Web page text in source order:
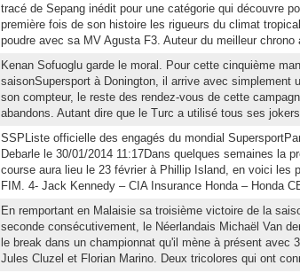
tracé de Sepang inédit pour une catégorie qui découvre
première fois de son histoire les rigueurs du climat
poudre avec sa MV Agusta F3. Auteur du meilleur chrono
Kenan Sofuoglu garde le moral. Pour cette cinquième
saisonSupersport à Donington, il arrive avec simplement
son compteur, le reste des rendez-vous de cette
abandons. Autant dire que le Turc a utilisé tous ses
SSPListe officielle des engagés du mondial
Debarle le 30/01/2014 11:17Dans quelques semaines la
course aura lieu le 23 février à Phillip Island, en voici les
FIM. 4- Jack Kennedy – CIA Insurance Honda – Honda
En remportant en Malaisie sa troisième victoire de la
seconde consécutivement, le Néerlandais Michaël Van
le break dans un championnat qu'il mène à présent avec
Jules Cluzel et Florian Marino. Deux tricolores qui ont